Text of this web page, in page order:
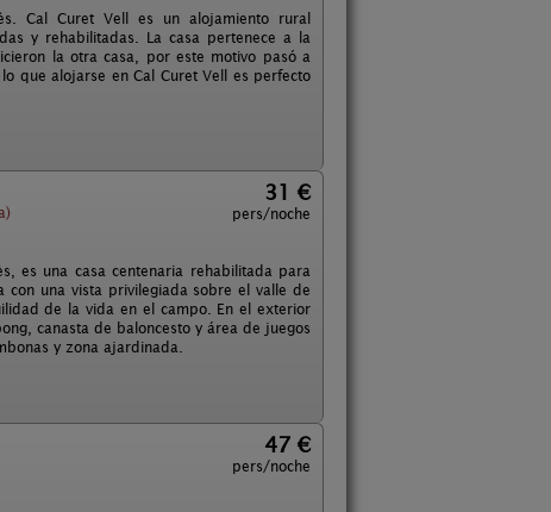
Cal Curet Vell es un alojamiento rural
y rehabilitadas. La casa pertenece a la
la otra casa, por este motivo pasó a
que alojarse en Cal Curet Vell es perfecto
31 €
pers/noche
es una casa centenaria rehabilitada para
una vista privilegiada sobre el valle de
de la vida en el campo. En el exterior
canasta de baloncesto y área de juegos
y zona ajardinada.
47 €
pers/noche